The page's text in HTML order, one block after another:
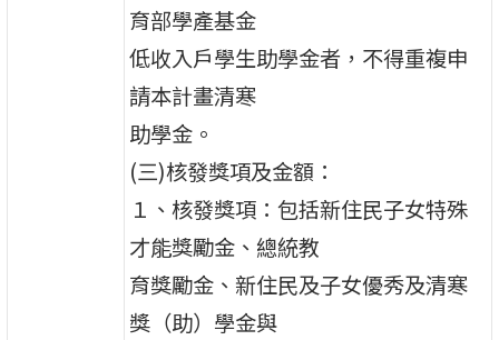
育部學產基金
低收入戶學生助學金者，不得重複申
請本計畫清寒
助學金。
(三)核發獎項及金額：
１、核發獎項：包括新住民子女特殊
才能獎勵金、總統教
育獎勵金、新住民及子女優秀及清寒
獎（助）學金與